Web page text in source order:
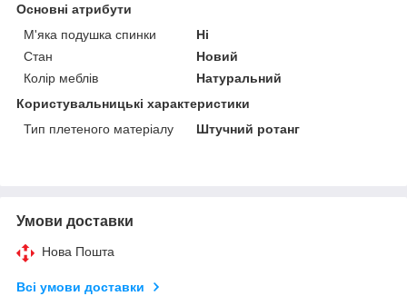
Основні атрибути
М'яка подушка спинки
Ні
Стан
Новий
Колір меблів
Натуральний
Користувальницькі характеристики
Тип плетеного матеріалу
Штучний ротанг
Умови доставки
Нова Пошта
Всі умови доставки